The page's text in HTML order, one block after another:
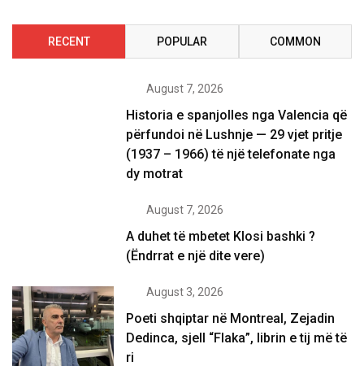
RECENT POPULAR COMMON
August 7, 2026
Historia e spanjolles nga Valencia që
përfundoi në Lushnje — 29 vjet pritje
(1937 – 1966) të një telefonate nga
dy motrat
August 7, 2026
A duhet të mbetet Klosi bashki ?
(Ëndrrat e një dite vere)
August 3, 2026
Poeti shqiptar në Montreal, Zejadin
Dedinca, sjell “Flaka”, librin e tij më të
ri